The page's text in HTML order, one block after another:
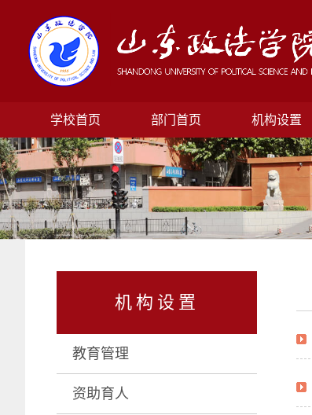
学校首页 部门首页 机构设置
机构设置
教育管理
资助育人